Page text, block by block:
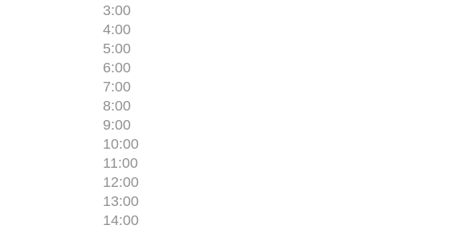
3:00
4:00
5:00
6:00
7:00
8:00
9:00
10:00
11:00
12:00
13:00
14:00